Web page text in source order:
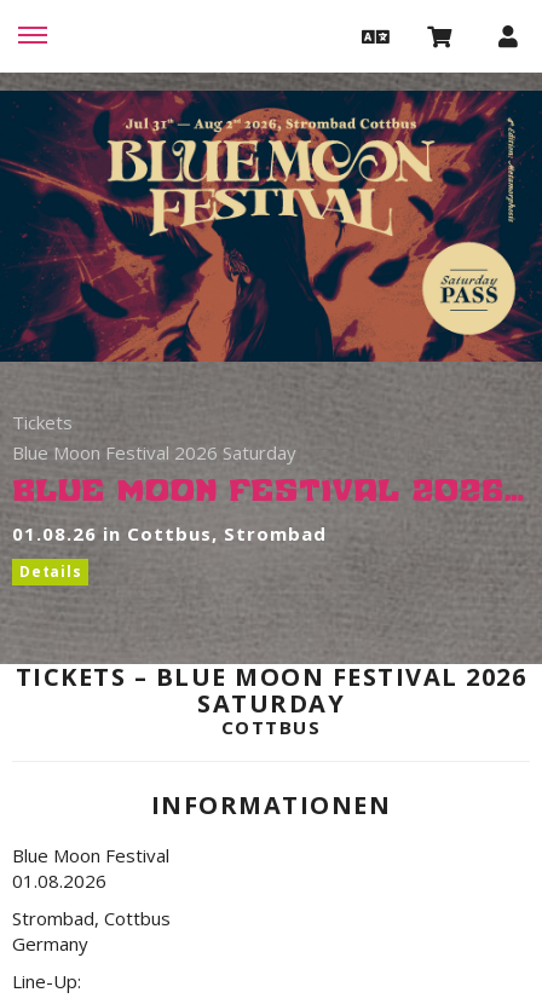
Tickets
Blue Moon Festival 2026 Saturday
Blue Moon Festival 2026 Saturday
01.08.26 in Cottbus, Strombad
Details
TICKETS – BLUE MOON FESTIVAL 2026
SATURDAY
COTTBUS
INFORMATIONEN
Blue Moon Festival
01.08.2026
Strombad, Cottbus
Germany
Line-Up: